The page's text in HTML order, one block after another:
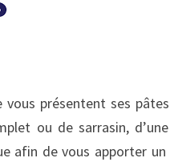
présentent ses pâtes
ou de sarrasin, d’une
afin de vous apporter un